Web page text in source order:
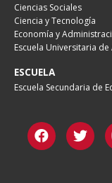
Ciencias Sociales
Ciencia y Tecnología
Economía y
Escuela Universitaria de
ESCUELA
Escuela Secundaria de